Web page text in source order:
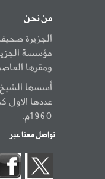
من نحن
الجزيرة
مؤسسة
ومقرها
أسسها
عددها الاول
1960م.
تواصل معنا عبر